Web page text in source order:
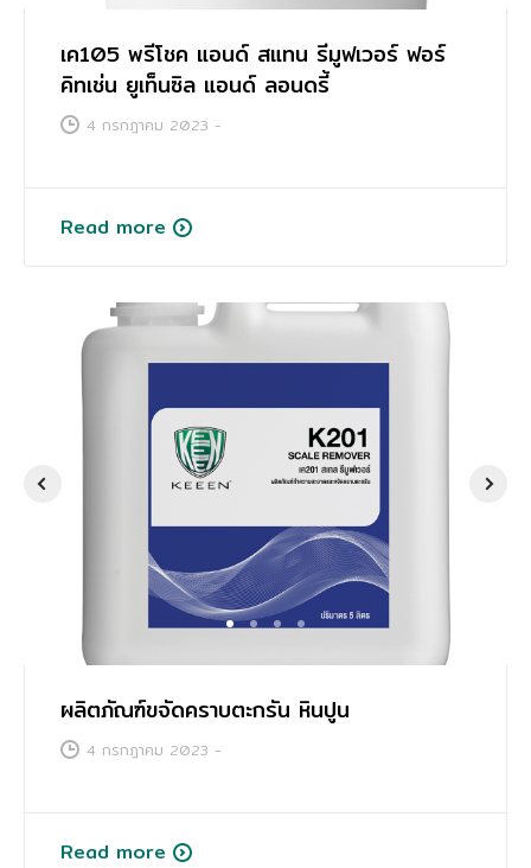
เค105 พรีโชค แอนด์ สแทน รีมูฟเวอร์ ฟอร์
คิทเช่น ยูเท็นซิล แอนด์ ลอนดรี้
4 กรกฎาคม 2023 -
Read more
1 2 3 4
ผลิตภัณฑ์ขจัดคราบตะกรัน หินปูน
4 กรกฎาคม 2023 -
Read more